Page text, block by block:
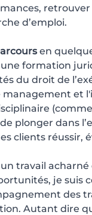
d’emploi.
en
formation
du droit de
management et
plonger dans
clients réussir,
travail acharné
je suis
des
Autant dire